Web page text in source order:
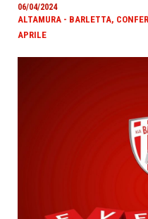
06/04/2024
ALTAMURA - BARLETTA,
APRILE